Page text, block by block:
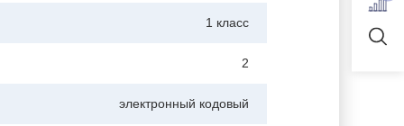
1 класс
2
электронный кодовый